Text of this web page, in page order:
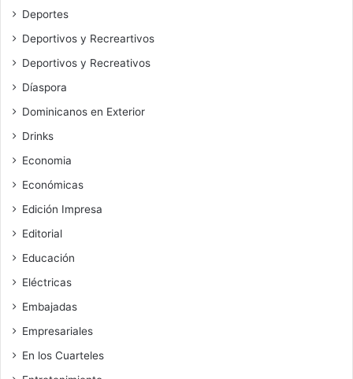
Deportes
Deportivos y Recreartivos
Deportivos y Recreativos
Díaspora
Dominicanos en Exterior
Drinks
Economia
Económicas
Edición Impresa
Editorial
Educación
Eléctricas
Embajadas
Empresariales
En los Cuarteles